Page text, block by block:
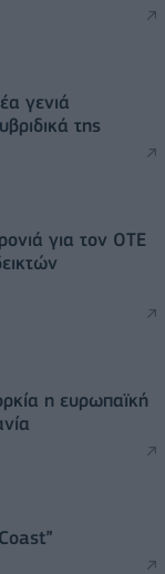
γενιά
της
για τον ΟΤΕ
η ευρωπαϊκή